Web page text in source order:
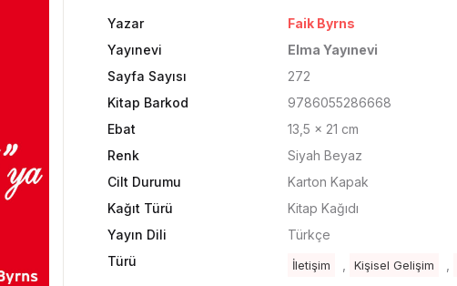
Yazar
Faik Byrns
Yayınevi
Elma Yayınevi
Sayfa Sayısı
272
Kitap Barkod
9786055286668
Ebat
13,5 x 21 cm
Renk
Siyah Beyaz
Cilt Durumu
Karton Kapak
Kağıt Türü
Kitap Kağıdı
Yayın Dili
Türkçe
Türü
İletişim Kişisel Gelişim